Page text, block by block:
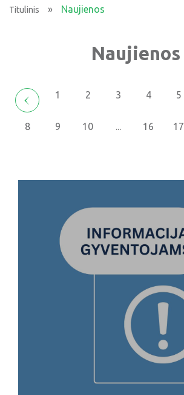
Titulinis » Naujienos
Naujienos
1 2 3 4 5
8 9 10 ... 16 17